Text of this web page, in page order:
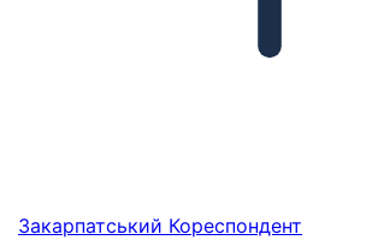
Закарпатський Кореспондент